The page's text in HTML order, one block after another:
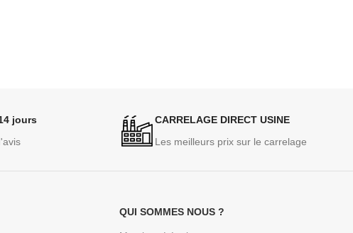
jours
CARRELAGE DIRECT USINE
Les meilleurs prix sur le carrelage
QUI SOMMES NOUS ?